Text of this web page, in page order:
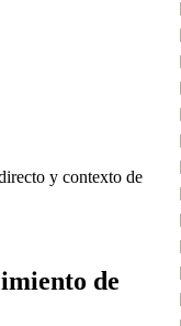
y contexto de
de